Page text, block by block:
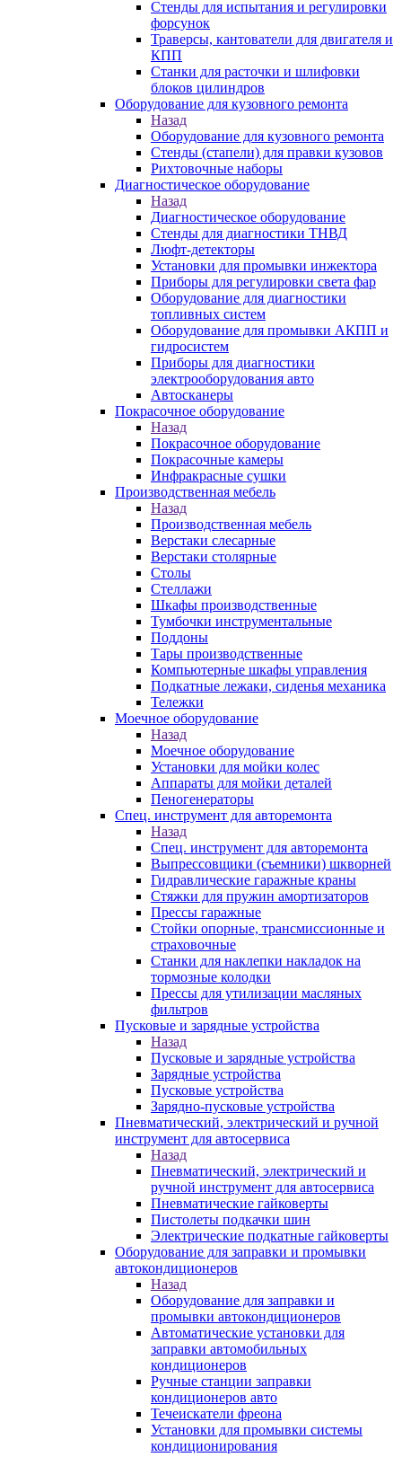
Стенды для испытания и регулировки
форсунок
Траверсы, кантователи для двигателя и
КПП
Станки для расточки и шлифовки
блоков цилиндров
Оборудование для кузовного ремонта
Назад
Оборудование для кузовного ремонта
Стенды (стапели) для правки кузовов
Рихтовочные наборы
Диагностическое оборудование
Назад
Диагностическое оборудование
Стенды для диагностики ТНВД
Люфт-детекторы
Установки для промывки инжектора
Приборы для регулировки света фар
Оборудование для диагностики
топливных систем
Оборудование для промывки АКПП и
гидросистем
Приборы для диагностики
электрооборудования авто
Автосканеры
Покрасочное оборудование
Назад
Покрасочное оборудование
Покрасочные камеры
Инфракрасные сушки
Производственная мебель
Назад
Производственная мебель
Верстаки слесарные
Верстаки столярные
Столы
Стеллажи
Шкафы производственные
Тумбочки инструментальные
Поддоны
Тары производственные
Компьютерные шкафы управления
Подкатные лежаки, сиденья механика
Тележки
Моечное оборудование
Назад
Моечное оборудование
Установки для мойки колес
Аппараты для мойки деталей
Пеногенераторы
Спец. инструмент для авторемонта
Назад
Спец. инструмент для авторемонта
Выпрессовщики (съемники) шкворней
Гидравлические гаражные краны
Стяжки для пружин амортизаторов
Прессы гаражные
Стойки опорные, трансмиссионные и
страховочные
Станки для наклепки накладок на
тормозные колодки
Прессы для утилизации масляных
фильтров
Пусковые и зарядные устройства
Назад
Пусковые и зарядные устройства
Зарядные устройства
Пусковые устройства
Зарядно-пусковые устройства
Пневматический, электрический и ручной
инструмент для автосервиса
Назад
Пневматический, электрический и
ручной инструмент для автосервиса
Пневматические гайковерты
Пистолеты подкачки шин
Электрические подкатные гайковерты
Оборудование для заправки и промывки
автокондиционеров
Назад
Оборудование для заправки и
промывки автокондиционеров
Автоматические установки для
заправки автомобильных
кондиционеров
Ручные станции заправки
кондиционеров авто
Течеискатели фреона
Установки для промывки системы
кондиционирования